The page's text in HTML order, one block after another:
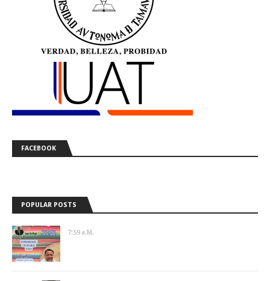
FACEBOOK
POPULAR POSTS
7:59 A.m.